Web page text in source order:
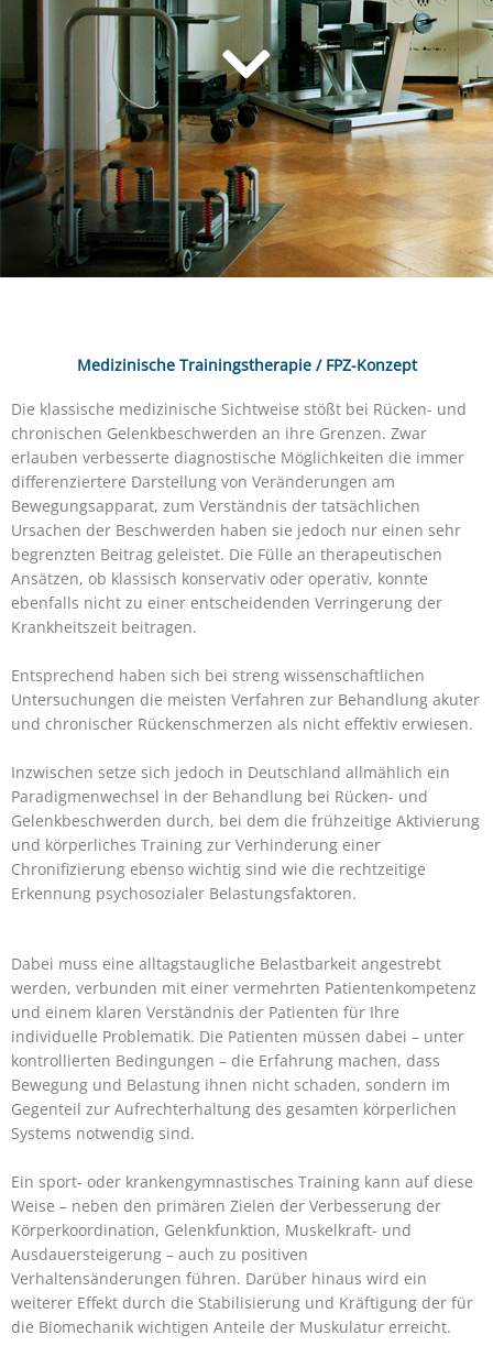
Medizinische Trainingstherapie / FPZ-Konzept
Die klassische medizinische Sichtweise stößt bei Rücken- und
chronischen Gelenkbeschwerden an ihre Grenzen. Zwar
erlauben verbesserte diagnostische Möglichkeiten die immer
differenziertere Darstellung von Veränderungen am
Bewegungsapparat, zum Verständnis der tatsächlichen
Ursachen der Beschwerden haben sie jedoch nur einen sehr
begrenzten Beitrag geleistet. Die Fülle an therapeutischen
Ansätzen, ob klassisch konservativ oder operativ, konnte
ebenfalls nicht zu einer entscheidenden Verringerung der
Krankheitszeit beitragen.
Entsprechend haben sich bei streng wissenschaftlichen
Untersuchungen die meisten Verfahren zur Behandlung akuter
und chronischer Rückenschmerzen als nicht effektiv erwiesen.
Inzwischen setze sich jedoch in Deutschland allmählich ein
Paradigmenwechsel in der Behandlung bei Rücken- und
Gelenkbeschwerden durch, bei dem die frühzeitige Aktivierung
und körperliches Training zur Verhinderung einer
Chronifizierung ebenso wichtig sind wie die rechtzeitige
Erkennung psychosozialer Belastungsfaktoren.
Dabei muss eine alltagstaugliche Belastbarkeit angestrebt
werden, verbunden mit einer vermehrten Patientenkompetenz
und einem klaren Verständnis der Patienten für Ihre
individuelle Problematik. Die Patienten müssen dabei – unter
kontrollierten Bedingungen – die Erfahrung machen, dass
Bewegung und Belastung ihnen nicht schaden, sondern im
Gegenteil zur Aufrechterhaltung des gesamten körperlichen
Systems notwendig sind.
Ein sport- oder krankengymnastisches Training kann auf diese
Weise – neben den primären Zielen der Verbesserung der
Körperkoordination, Gelenkfunktion, Muskelkraft- und
Ausdauersteigerung – auch zu positiven
Verhaltensänderungen führen. Darüber hinaus wird ein
weiterer Effekt durch die Stabilisierung und Kräftigung der für
die Biomechanik wichtigen Anteile der Muskulatur erreicht.